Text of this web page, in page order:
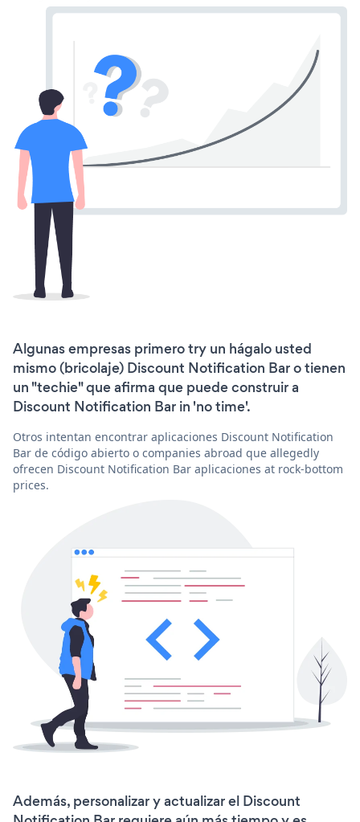
Algunas empresas primero try un hágalo usted
mismo (bricolaje) Discount Notification Bar o tienen
un "techie" que afirma que puede construir a
Discount Notification Bar in 'no time'.
Otros intentan encontrar aplicaciones Discount Notification
Bar de código abierto o companies abroad que allegedly
ofrecen Discount Notification Bar aplicaciones at rock-bottom
prices.
Además, personalizar y actualizar el Discount